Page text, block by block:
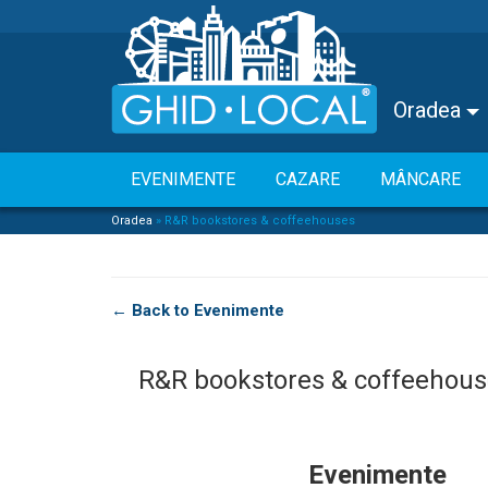
Oradea
EVENIMENTE CAZARE MÂNCARE
Oradea » R&R bookstores & coffeehouses
← Back to Evenimente
R&R bookstores &
Evenimente